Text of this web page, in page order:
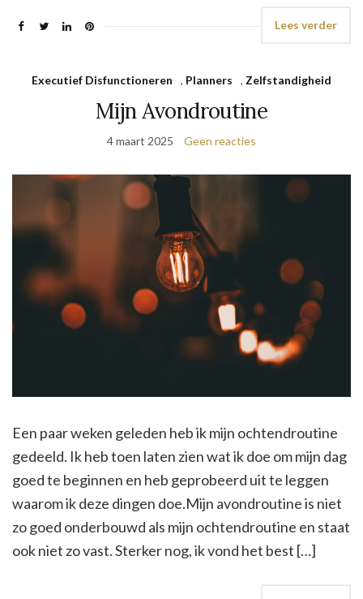
Lees verder
Executief Disfunctioneren , Planners , Zelfstandigheid
Mijn Avondroutine
4 maart 2025 Geen reacties
Een paar weken geleden heb ik mijn ochtendroutine
gedeeld. Ik heb toen laten zien wat ik doe om mijn dag
goed te beginnen en heb geprobeerd uit te leggen
waarom ik deze dingen doe.Mijn avondroutine is niet
zo goed onderbouwd als mijn ochtendroutine en staat
ook niet zo vast. Sterker nog, ik vond het best […]